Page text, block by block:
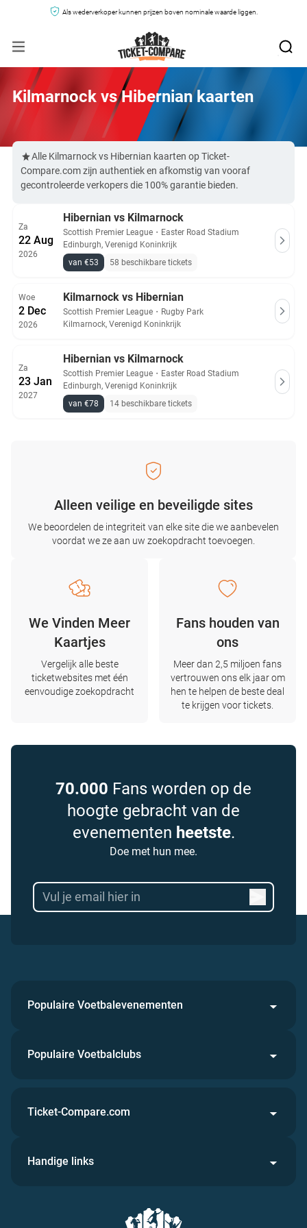
Als wederverkoper kunnen prijzen boven nominale waarde liggen.
Kilmarnock vs Hibernian kaarten
Alle Kilmarnock vs Hibernian kaarten op Ticket-
Compare.com zijn authentiek en afkomstig van vooraf
gecontroleerde verkopers die 100% garantie bieden.
Za
22 Aug
2026
Hibernian vs Kilmarnock
Scottish Premier League ・ Easter Road Stadium
Edinburgh, Verenigd Koninkrijk
van €53
58 beschikbare tickets
Woe
2 Dec
2026
Kilmarnock vs Hibernian
Scottish Premier League ・ Rugby Park
Kilmarnock, Verenigd Koninkrijk
Za
23 Jan
2027
Hibernian vs Kilmarnock
Scottish Premier League ・ Easter Road Stadium
Edinburgh, Verenigd Koninkrijk
van €78
14 beschikbare tickets
Alleen veilige en beveiligde sites
We beoordelen de integriteit van elke site die we aanbevelen
voordat we ze aan uw zoekopdracht toevoegen.
We Vinden Meer
Kaartjes
Vergelijk alle beste
ticketwebsites met één
eenvoudige zoekopdracht
Fans houden van
ons
Meer dan 2,5 miljoen fans
vertrouwen ons elk jaar om
hen te helpen de beste deal
te krijgen voor tickets.
70.000 Fans worden op de
hoogte gebracht van de
evenementen heetste.
Doe met hun mee.
Populaire Voetbalevenementen
Populaire Voetbalclubs
Ticket-Compare.com
Handige links